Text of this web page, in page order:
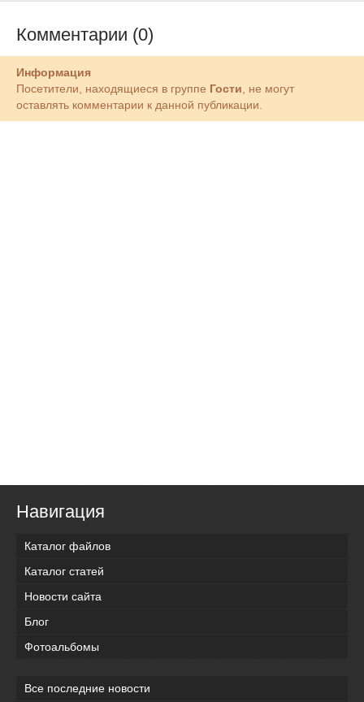
Комментарии (0)
Информация
Посетители, находящиеся в группе Гости, не могут
оставлять комментарии к данной публикации.
Навигация
Каталог файлов
Каталог статей
Новости сайта
Блог
Фотоальбомы
Все последние новости